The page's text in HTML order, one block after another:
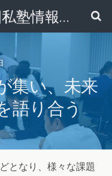
月刊私塾界｜全国私塾情報センター
集い、未来
語り合う
となり、様々な課題